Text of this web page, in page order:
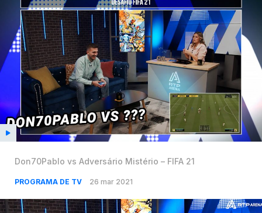
Don70Pablo vs Adversário Mistério – FIFA 21
PROGRAMA DE TV 26 mar 2021